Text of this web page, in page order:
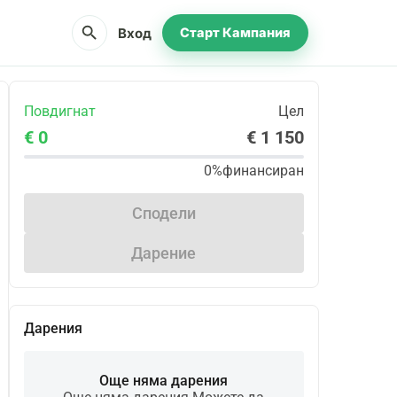
search Вход Старт Кампания
Повдигнат Цел
€ 0 € 1 150
0%финансиран
Сподели
Дарение
Дарения
Още няма дарения